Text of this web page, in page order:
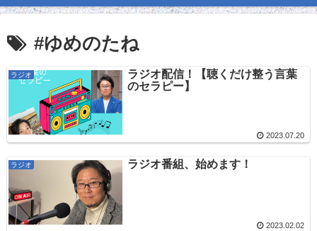
#ゆめのたね
ラジオ
ラジオ配信！【聴くだけ整う言葉
のセラピー】
2023.07.20
ラジオ ラジオ番組、始めます！
2023.02.02